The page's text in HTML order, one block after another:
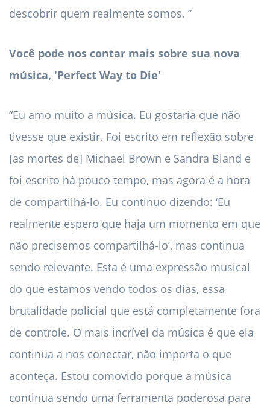
descobrir quem realmente somos. ”
Você pode nos contar mais sobre sua nova
música, 'Perfect Way to Die'
“Eu amo muito a música. Eu gostaria que não
tivesse que existir. Foi escrito em reflexão sobre
[as mortes de] Michael Brown e Sandra Bland e
foi escrito há pouco tempo, mas agora é a hora
de compartilhá-lo. Eu continuo dizendo: ‘Eu
realmente espero que haja um momento em que
não precisemos compartilhá-lo’, mas continua
sendo relevante. Esta é uma expressão musical
do que estamos vendo todos os dias, essa
brutalidade policial que está completamente fora
de controle. O mais incrível da música é que ela
continua a nos conectar, não importa o que
aconteça. Estou comovido porque a música
continua sendo uma ferramenta poderosa para